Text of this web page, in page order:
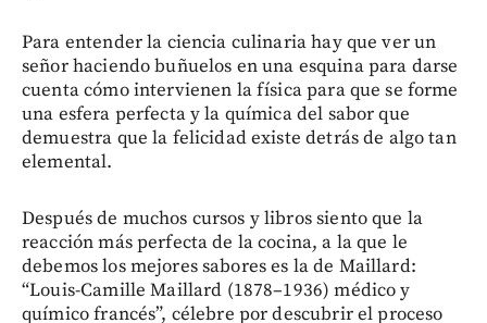
Para entender la ciencia culinaria hay que ver un
señor haciendo buñuelos en una esquina para darse
cuenta cómo intervienen la física para que se forme
una esfera perfecta y la química del sabor que
demuestra que la felicidad existe detrás de algo tan
elemental.
Después de muchos cursos y libros siento que la
reacción más perfecta de la cocina, a la que le
debemos los mejores sabores es la de Maillard:
“Louis-Camille Maillard (1878–1936) médico y
químico francés”, célebre por descubrir el proceso